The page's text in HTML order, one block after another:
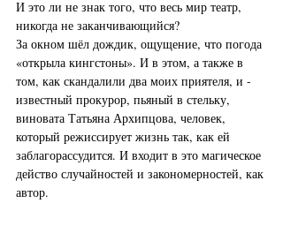
И это ли не знак того, что весь мир театр,
никогда не заканчивающийся?
За окном шёл дождик, ощущение, что погода
«открыла кингстоны». И в этом, а также в
том, как скандалили два моих приятеля, и -
известный прокурор, пьяный в стельку,
виновата Татьяна Архипцова, человек,
который режиссирует жизнь так, как ей
заблагорассудится. И входит в это магическое
действо случайностей и закономерностей, как
автор.